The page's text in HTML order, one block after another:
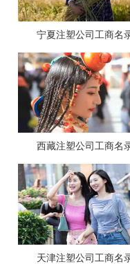
宁夏注塑公司工商名
西藏注塑公司工商名
天津注塑公司工商名